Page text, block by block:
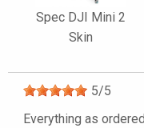
Spec DJI Mini 2
Skin
5/5
Everything as